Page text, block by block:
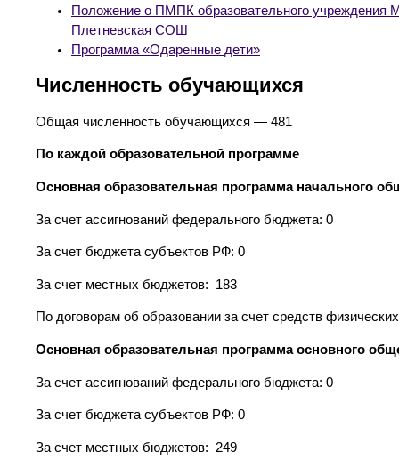
Положение о ПМПК образовательного
Плетневская СОШ
Программа «Одаренные дети»
Численность обучающихся
Общая численность обучающихся — 481
По каждой образовательной программе
Основная образовательная программа начального
За счет ассигнований федерального бюджета: 0
За счет бюджета субъектов РФ: 0
За счет местных бюджетов: 183
По договорам об образовании за счет средств
Основная образовательная программа основного
За счет ассигнований федерального бюджета: 0
За счет бюджета субъектов РФ: 0
За счет местных бюджетов: 249